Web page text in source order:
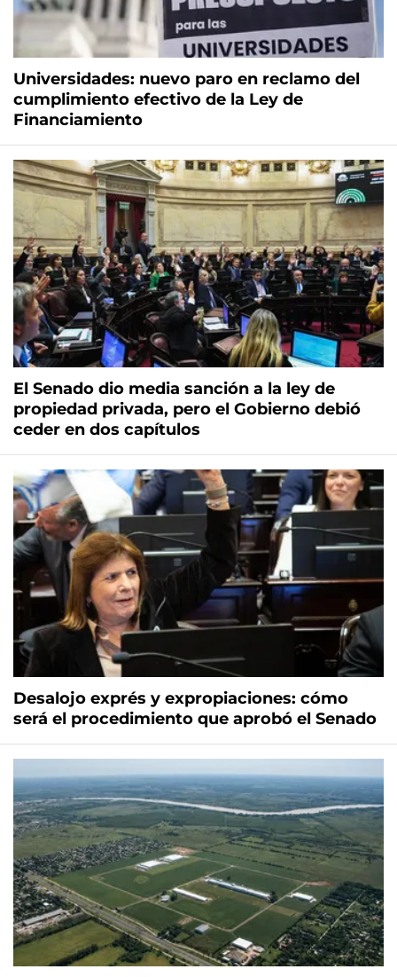
Universidades: nuevo paro en reclamo del
cumplimiento efectivo de la Ley de
Financiamiento
El Senado dio media sanción a la ley de
propiedad privada, pero el Gobierno debió
ceder en dos capítulos
Desalojo exprés y expropiaciones: cómo
será el procedimiento que aprobó el Senado